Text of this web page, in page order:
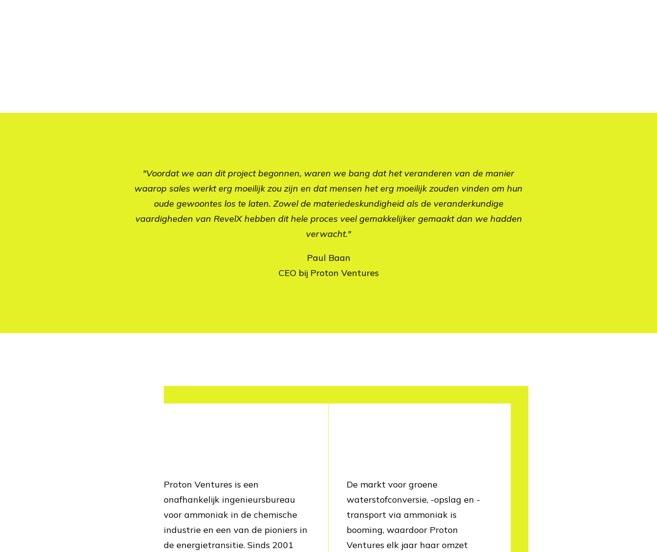
"Voordat we aan dit project begonnen, waren we bang dat het veranderen van de manier
waarop sales werkt erg moeilijk zou zijn en dat mensen het erg moeilijk zouden vinden om hun
oude gewoontes los te laten. Zowel de materiedeskundigheid als de veranderkundige
vaardigheden van RevelX hebben dit hele proces veel gemakkelijker gemaakt dan we hadden
verwacht."
Paul Baan
CEO bij Proton Ventures
Proton Ventures is een
onafhankelijk ingenieursbureau
voor ammoniak in de chemische
industrie en een van de pioniers in
de energietransitie. Sinds 2001
De markt voor groene
waterstofconversie, -opslag en -
transport via ammoniak is
booming, waardoor Proton
Ventures elk jaar haar omzet